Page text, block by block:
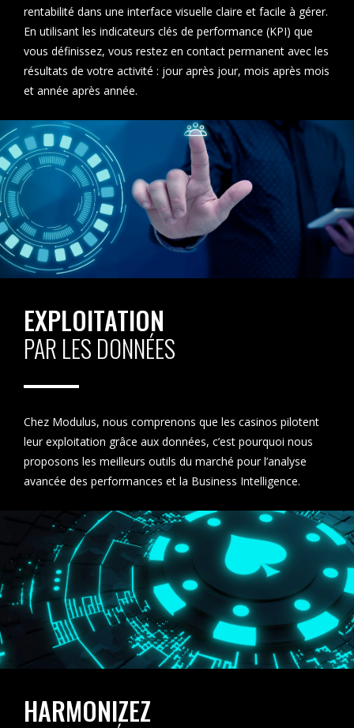
rentabilité dans une interface visuelle claire et facile à gérer.
En utilisant les indicateurs clés de performance (KPI) que
vous définissez, vous restez en contact permanent avec les
résultats de votre activité : jour après jour, mois après mois
et année après année.
EXPLOITATION
PAR LES DONNÉES
Chez Modulus, nous comprenons que les casinos pilotent
leur exploitation grâce aux données, c’est pourquoi nous
proposons les meilleurs outils du marché pour l’analyse
avancée des performances et la Business Intelligence.
HARMONIZEZ